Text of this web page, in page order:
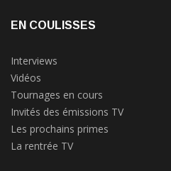
EN COULISSES
Interviews
Vidéos
Tournages en cours
Invités des émissions TV
Les prochains primes
La rentrée TV